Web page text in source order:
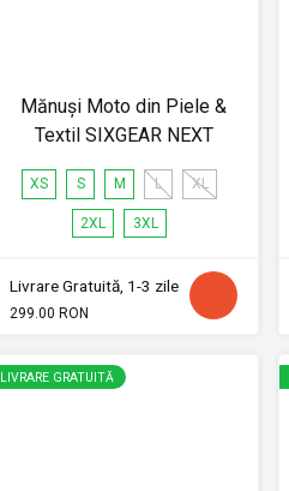
Mănuși Moto din Piele &
Textil SIXGEAR NEXT
XS S M L XL
2XL 3XL
Livrare Gratuită, 1-3 zile
299.00 RON
LIVRARE GRATUITĂ